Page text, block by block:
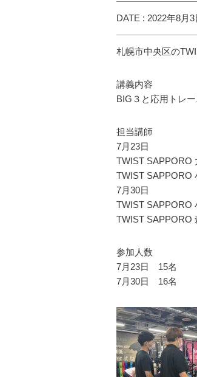
DATE : 2022年8月3
札幌市中央区の
講義内容
BIG３と応用トレ
担当講師
7月23日
TWIST
TWIST
7月30日
TWIST
TWIST
参加人数
7月23日 15名
7月30日 16名